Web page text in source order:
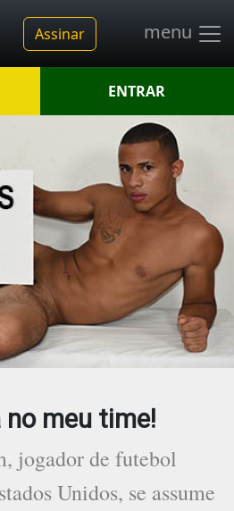
Assinar menu
ENTRAR
no meu time!
jogador de futebol
Unidos, se assume